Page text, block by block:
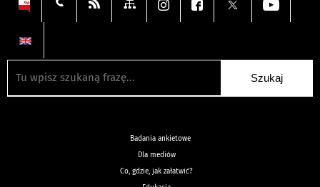
Badania ankietowe
Dla mediów
Co, gdzie, jak załatwić?